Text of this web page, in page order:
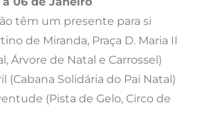
têm um presente para si
de Miranda, Praça D. Maria II
Árvore de Natal e Carrossel)
(Cabana Solidária do Pai Natal)
(Pista de Gelo, Circo de